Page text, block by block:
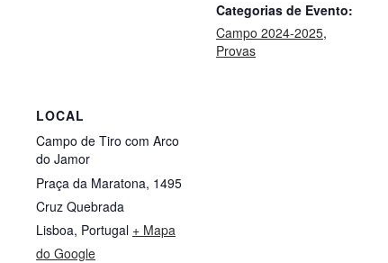
Categorias de Evento:
Campo 2024-2025,
Provas
LOCAL
Campo de Tiro com Arco
do Jamor
Praça da Maratona, 1495
Cruz Quebrada
Lisboa, Portugal + Mapa
do Google